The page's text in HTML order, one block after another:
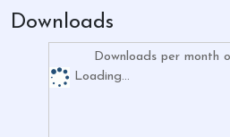
Downloads
Downloads per month
Loading...